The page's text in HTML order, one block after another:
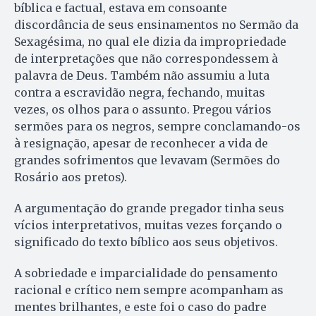
bíblica e factual, estava em consoante
discordância de seus ensinamentos no Sermão da
Sexagésima, no qual ele dizia da impropriedade
de interpretações que não correspondessem à
palavra de Deus. Também não assumiu a luta
contra a escravidão negra, fechando, muitas
vezes, os olhos para o assunto. Pregou vários
sermões para os negros, sempre conclamando-os
à resignação, apesar de reconhecer a vida de
grandes sofrimentos que levavam (Sermões do
Rosário aos pretos).
A argumentação do grande pregador tinha seus
vícios interpretativos, muitas vezes forçando o
significado do texto bíblico aos seus objetivos.
A sobriedade e imparcialidade do pensamento
racional e crítico nem sempre acompanham as
mentes brilhantes, e este foi o caso do padre